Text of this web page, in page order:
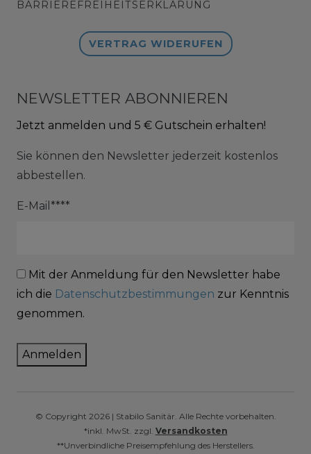
BARRIEREFREIHEITSERKLÄRUNG
VERTRAG WIDERUFEN
NEWSLETTER ABONNIEREN
Jetzt anmelden und 5 € Gutschein erhalten!
Sie können den Newsletter jederzeit kostenlos
abbestellen.
E-Mail****
Mit der Anmeldung für den Newsletter habe
ich die Datenschutzbestimmungen zur Kenntnis
genommen.
Anmelden
© Copyright 2026 | Stabilo Sanitär. Alle Rechte vorbehalten.
*inkl. MwSt. zzgl. Versandkosten
**Unverbindliche Preisempfehlung des Herstellers.